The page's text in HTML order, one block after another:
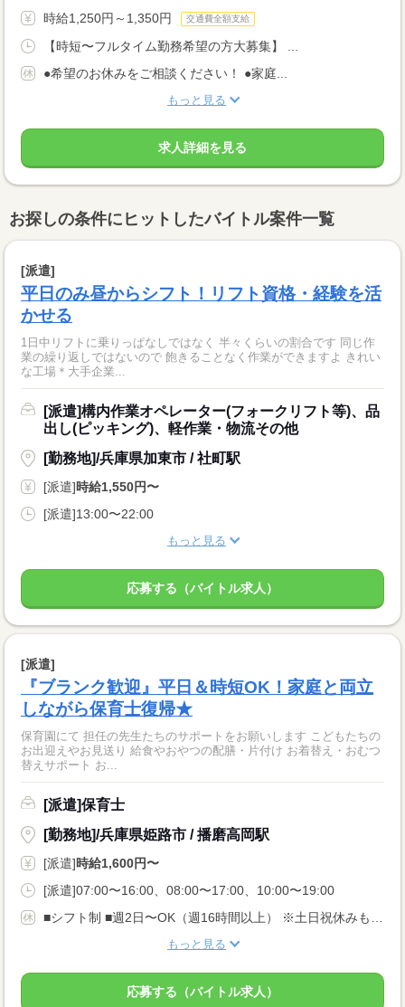
時給1,250円～1,350円 交通費全額支給
【時短〜フルタイム勤務希望の方大募集】 ...
●希望のお休みをご相談ください！ ●家庭...
もっと見る
求人詳細を見る
お探しの条件にヒットしたバイトル案件一覧
[派遣]
平日のみ昼からシフト！リフト資格・経験を活
かせる
1日中リフトに乗りっぱなしではなく 半々くらいの割合です 同じ作
業の繰り返しではないので 飽きることなく作業ができますよ きれい
な工場＊大手企業...
[派遣]構内作業オペレーター(フォークリフト等)、品
出し(ピッキング)、軽作業・物流その他
[勤務地]/兵庫県加東市 / 社町駅
[派遣]時給1,550円〜
[派遣]13:00〜22:00
もっと見る
応募する（バイトル求人）
[派遣]
『ブランク歓迎』平日＆時短OK！家庭と両立
しながら保育士復帰★
保育園にて 担任の先生たちのサポートをお願いします こどもたちの
お出迎えやお見送り 給食やおやつの配膳・片付け お着替え・おむつ
替えサポート お...
[派遣]保育士
[勤務地]/兵庫県姫路市 / 播磨高岡駅
[派遣]時給1,600円〜
[派遣]07:00〜16:00、08:00〜17:00、10:00〜19:00
もっと見る
応募する（バイトル求人）